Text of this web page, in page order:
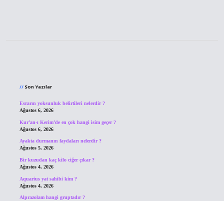
Son Yazılar
Esrarın yoksunluk belirtileri nelerdir ?
Ağustos 6, 2026
Kur’an-ı Kerim’de en çok hangi isim geçer ?
Ağustos 6, 2026
Ayakta durmanın faydaları nelerdir ?
Ağustos 5, 2026
Bir kuzudan kaç kilo ciğer çıkar ?
Ağustos 4, 2026
Aquarius yat sahibi kim ?
Ağustos 4, 2026
Alprazolam hangi gruptadır ?